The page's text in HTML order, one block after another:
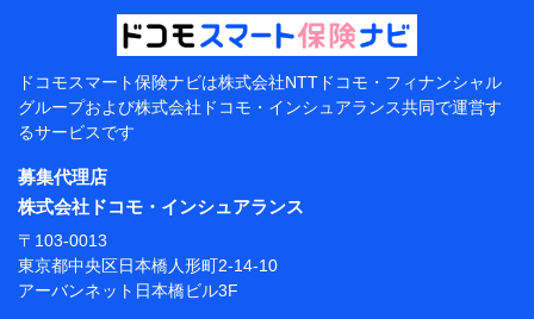
会社のサービスを案内、提供するため
（各サービスで取得したサービス利用履歴、ウェブサイトの
閲覧履歴、購買履歴、ご契約内容等のパーソナルデータを分
析して、お客さまの趣味・嗜好・傾向に応じたサービス・商
品等に関するご提案や広告の配信等を行うことがありま
す。）
各種セミナーの開催のため
コンサルティングサービスの実施のため
アンケートやキャンペーン等の実施のため
上記に係る案内・手続き・管理等付帯業務を行うため
【当該個人データの管理について責任を有する者の名
称・住所・代表者名】
ドコモスマート保険ナビは株式会社NTTドコモ・フィナンシャル
グループおよび株式会社ドコモ・インシュアランス共同で運営す
るサービスです
募集代理店
株式会社ドコモ・インシュアランス
〒103-0013
東京都中央区日本橋人形町2-14-10
アーバンネット日本橋ビル3F